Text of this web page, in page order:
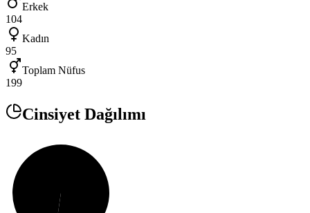
Erkek
104
Kadın
95
Toplam Nüfus
199
Cinsiyet Dağılımı